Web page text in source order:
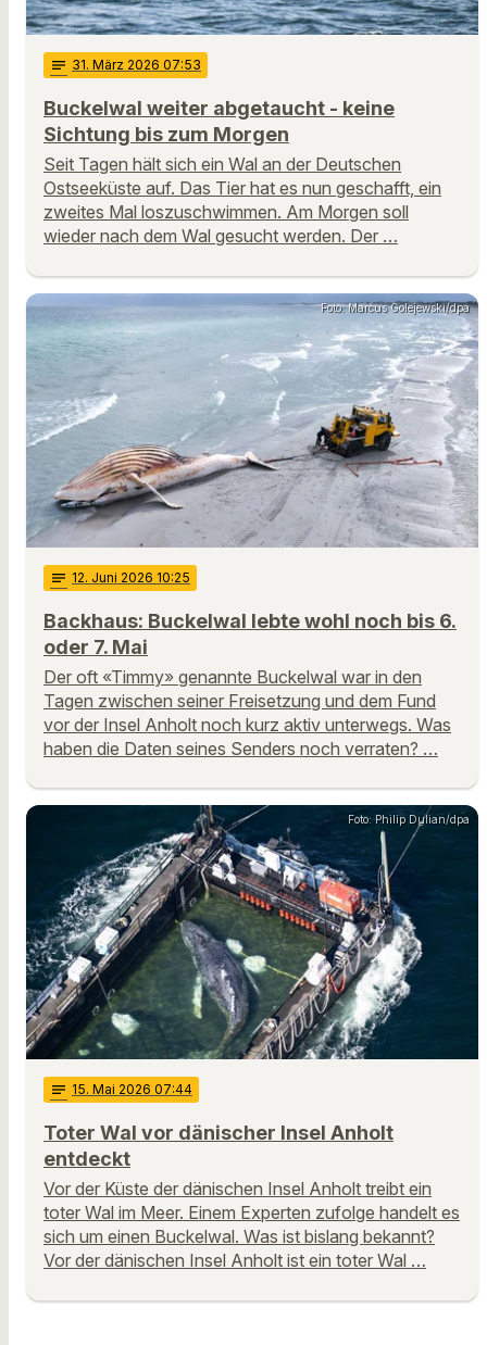
notes 31. März 2026 07:53
Buckelwal weiter abgetaucht - keine
Sichtung bis zum Morgen
Seit Tagen hält sich ein Wal an der Deutschen
Ostseeküste auf. Das Tier hat es nun geschafft, ein
zweites Mal loszuschwimmen. Am Morgen soll
wieder nach dem Wal gesucht werden. Der …
Foto: Marcus Golejewski/dpa
notes 12. Juni 2026 10:25
Backhaus: Buckelwal lebte wohl noch bis 6.
oder 7. Mai
Der oft «Timmy» genannte Buckelwal war in den
Tagen zwischen seiner Freisetzung und dem Fund
vor der Insel Anholt noch kurz aktiv unterwegs. Was
haben die Daten seines Senders noch verraten? …
Foto: Philip Dulian/dpa
notes 15. Mai 2026 07:44
Toter Wal vor dänischer Insel Anholt
entdeckt
Vor der Küste der dänischen Insel Anholt treibt ein
toter Wal im Meer. Einem Experten zufolge handelt es
sich um einen Buckelwal. Was ist bislang bekannt?
Vor der dänischen Insel Anholt ist ein toter Wal …